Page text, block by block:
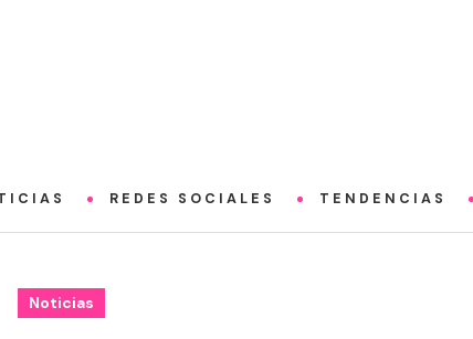
REDES SOCIALES TENDENCIAS
Noticias